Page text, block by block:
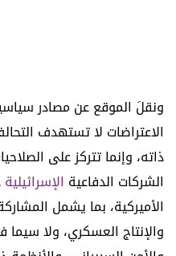
ونقلَ الموقع عن مصادر
الاعتراضات لا تستهدف
ذاته، وإنما تتركز على
الشركات الدفاعية الإسرائيلية
الأميركية، بما يشمل
والإنتاج العسكري، ولا سيما